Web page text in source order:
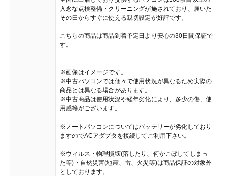
入念な点検整備・クリーニングが施されており、届いた
その日からすぐに使える親切設定が好評です。
こちらの商品は商品到着予定日より安心の30日間保証で
す。
※画像はイメージです。
※中古パソコンでは個々で使用状況が異なるため実際の
商品とは異なる場合があります。
※中古商品は使用状況や経年劣化により、多少の傷、使
用感等がございます。
※ノートパソコンについてはバッテリーが劣化しており
ますのでACアダプタを接続してご利用下さい。
※ウィルス・物理損壊(落したり、何かこぼしてしまっ
た等)・自然災害(地震、雷、火災等)は商品保証の対象外
としております。